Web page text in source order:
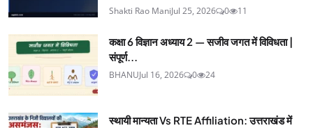
Shakti Rao ManiJul 25, 2026 0 11
कक्षा 6 विज्ञान अध्याय 2 — सजीव जगत में विविधता |
संपूर्ण...
BHANUJul 16, 2026 0 24
स्थायी मान्यता Vs RTE Affiliation: उत्तराखंड में